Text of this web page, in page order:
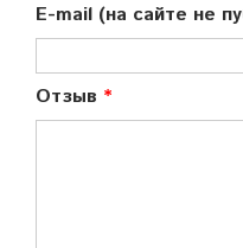
E-mail (на сайте не
Отзыв